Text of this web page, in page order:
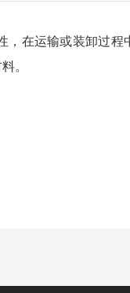
，在运输或装卸过程
。